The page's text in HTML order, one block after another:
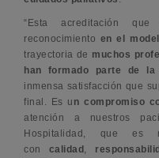
“Esta acreditación
reconocimiento en el
trayectoria de muchos
han formado parte de la
inmensa satisfacción que
final. Es u n compromiso
atención a nuestros
Hospitalidad, que es
con calidad ,